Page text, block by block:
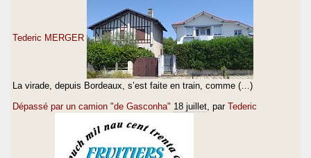
Tederic MERGER
La virade, depuis Bordeaux, s’est faite en train, comme (…)
Dépassé par un camion "de Gasconha" 18 juillet , par Tederic